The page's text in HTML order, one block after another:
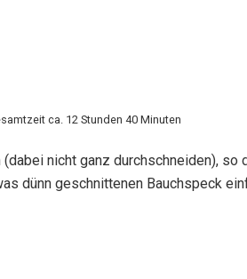
ca. 12 Stunden 40 Minuten
nicht ganz durchschneiden),
dünn geschnittenen Bauchspeck